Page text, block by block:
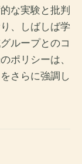
な実験と批判
、しばしば学
ループとのコ
ポリシーは、
さらに強調し